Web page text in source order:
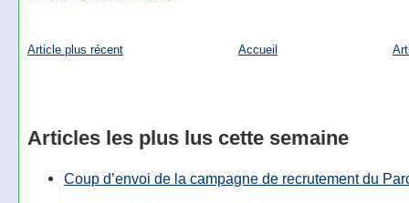
Article plus récent Accueil
Articles les plus lus cette semaine
Coup d’envoi de la campagne de recrutement du